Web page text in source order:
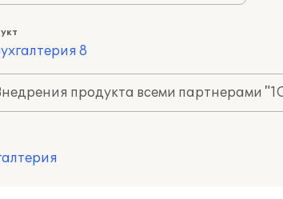
8
продукта всеми партнерами